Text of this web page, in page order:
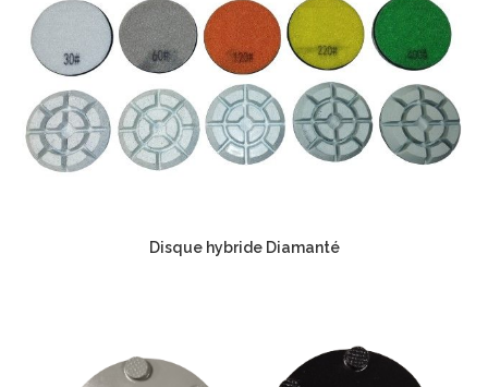
Disque hybride Diamanté